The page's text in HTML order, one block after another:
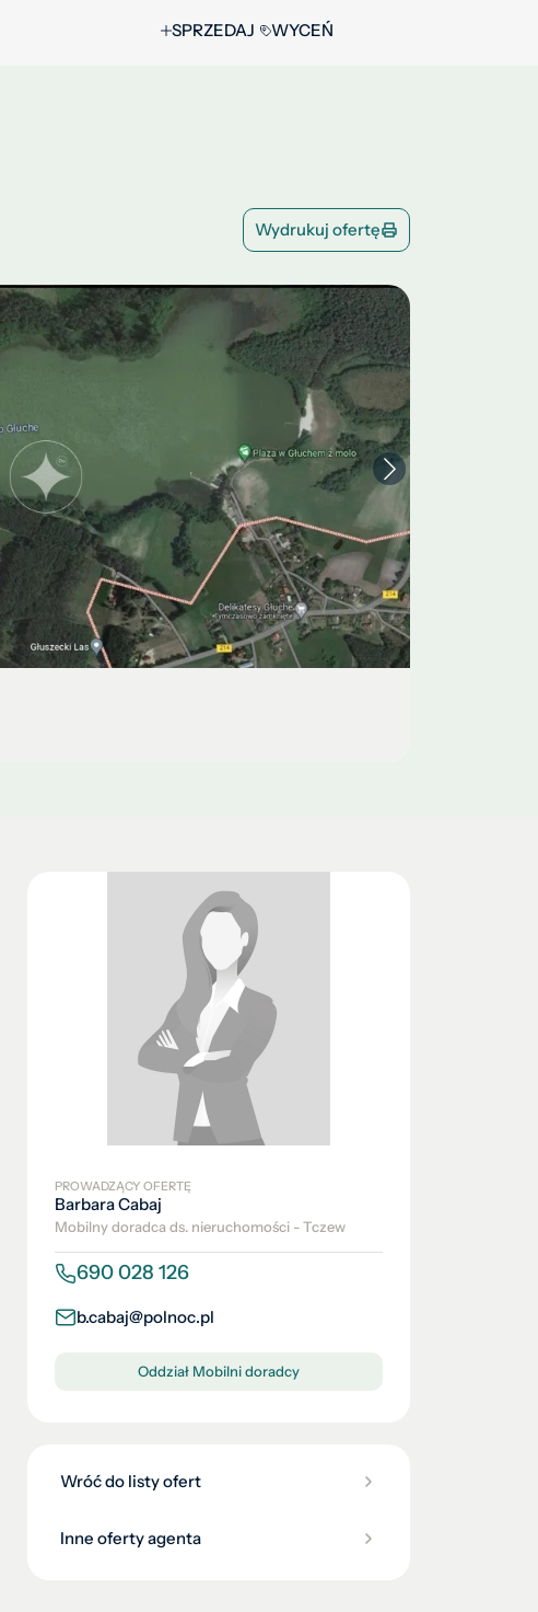
SPRZEDAJ WYCEŃ
Wydrukuj ofertę
PROWADZĄCY OFERTĘ
Barbara Cabaj
Mobilny doradca ds. nieruchomości - Tczew
690 028 126
b.cabaj@polnoc.pl
Oddział Mobilni doradcy
Wróć do listy ofert
Inne oferty agenta